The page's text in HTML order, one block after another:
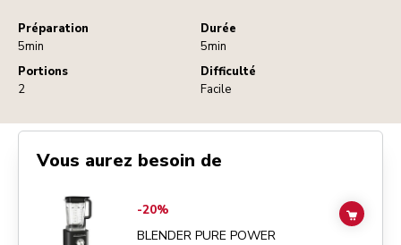
Préparation
5min
Durée
5min
Portions
2
Difficulté
Facile
Vous aurez besoin de
Go toBlender Pure Power
-20%
BLENDER PURE POWER
ADD